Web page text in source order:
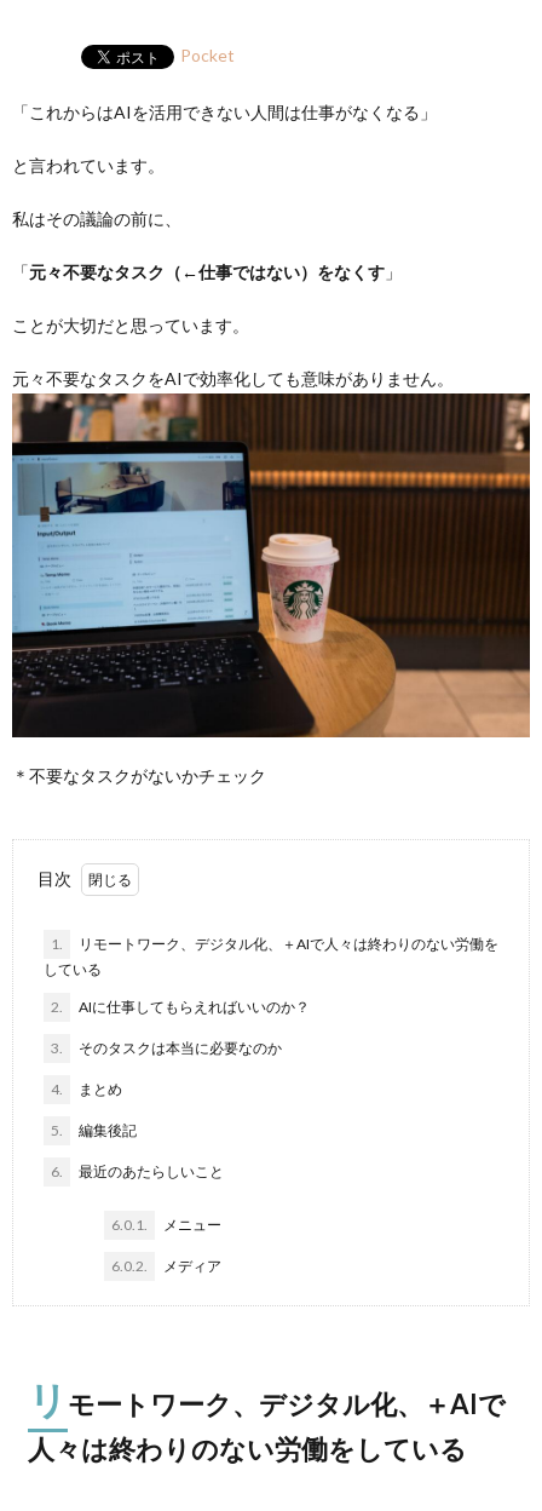
Pocket
「これからはAIを活用できない人間は仕事がなくなる」
と言われています。
私はその議論の前に、
「元々不要なタスク（←仕事ではない）をなくす 」
ことが大切だと思っています。
元々不要なタスクをAIで効率化しても意味がありません。
＊不要なタスクがないかチェック
目次
1.
リモートワーク、デジタル化、＋AIで人々は終わりのない労働を
している
2. AIに仕事してもらえればいいのか？
3. そのタスクは本当に必要なのか
4. まとめ
5. 編集後記
6. 最近のあたらしいこと
6.0.1. メニュー
6.0.2. メディア
リ モートワーク、デジタル化、＋AIで
人々は終わりのない労働をしている